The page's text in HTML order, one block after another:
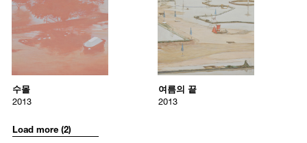
수몰
Choong-Hyun Roh
2013
2013
oil on canvas
80 x 80 cm
수몰
2013
2013
oil on canvas
여름의 끝
Choong-Hyun Roh
2013
End of Summer
2013
oil on canvas
115 x 115 cm
여름의 끝
2013
Load more (2)